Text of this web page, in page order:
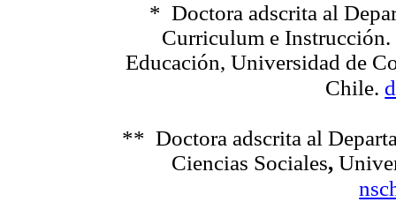
* Doctora adscrita al
Curriculum e Instrucción.
Educación, Universidad de
Chile.
** Doctora adscrita al
Ciencias Sociales,